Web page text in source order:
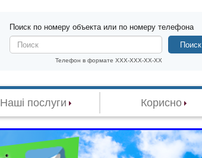
Поиск по номеру объекта или по номеру телефона
Телефон в формате XXX-XXX-XX-XX
Поиск
Наші послуги Корисно